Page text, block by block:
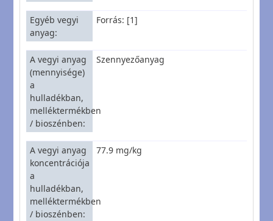
Egyéb vegyi
anyag
Forrás: [1]
A vegyi anyag
(mennyisége)
a
hulladékban,
melléktermékben
/ bioszénben
Szennyezőanyag
A vegyi anyag
koncentrációja
a
hulladékban,
melléktermékben
/ bioszénben
77.9 mg/kg